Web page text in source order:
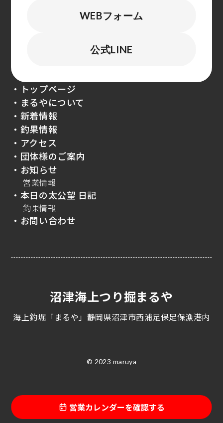
営業カレンダーを確認する
WEBフォーム
公式LINE
・トップページ
・まるやについて
・新着情報
・釣果情報
・アクセス
・団体様のご案内
・お知らせ
営業情報
・本日の太公望 日記
釣果情報
・お問い合わせ
沼津海上つり掘まるや
海上釣堀「まるや」静岡県沼津市西浦足保足保漁港内
© 2023 maruya